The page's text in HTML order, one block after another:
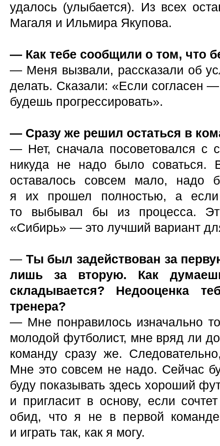
удалось (улыбается). Из всех
Магаля и Ильмира Якупова.
— Как тебе сообщили о том, что
— Меня вызвали, рассказали об
делать. Сказали: «Если согласен
будешь прогрессировать».
— Сразу же решил остаться в
— Нет, сначала посоветовался с
никуда не надо было соваться.
оставалось совсем мало, надо
я их прошел полностью, а
то выбывал бы из процесса.
«Сибирь» — это лучший вариант
— Ты был задействован за
лишь за вторую. Как
складывается? Недооценка
тренера?
— Мне понравилось изначально
молодой футболист, мне вряд ли
команду сразу же.
Мне это совсем не надо. Сейчас
буду показывать здесь хороший
и пригласит в основу, если
обид, что я не в первой
и играть так, как я могу.